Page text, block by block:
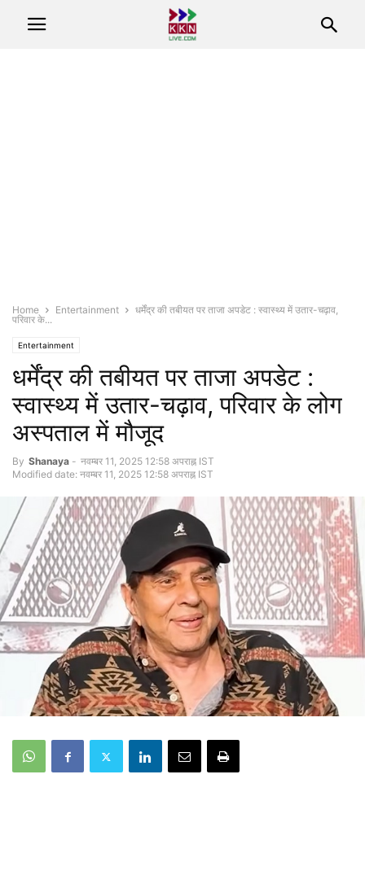
Home Entertainment
धर्मेंद्र की तबीयत पर ताजा अपडेट : स्वास्थ्य में उतार-चढ़ाव,
परिवार के...
Entertainment
धर्मेंद्र की तबीयत पर ताजा अपडेट :
स्वास्थ्य में उतार-चढ़ाव, परिवार के लोग
अस्पताल में मौजूद
By Shanaya - नवम्बर 11, 2025 12:58 अपराह्न IST
Modified date: नवम्बर 11, 2025 12:58 अपराह्न IST